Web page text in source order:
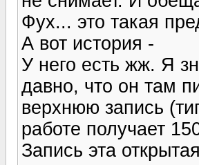
Фух... это такая
А вот история -
У него есть жж. Я
давно, что он там
верхнюю запись
работе получает
Запись эта